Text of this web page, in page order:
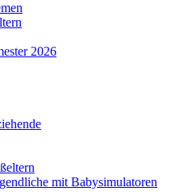
2026
mit Babysimulatoren